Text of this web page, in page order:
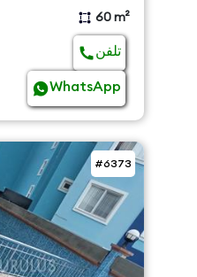
60 m²
تلفن
WhatsApp
#6373